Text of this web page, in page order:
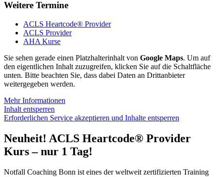
Weitere Termine
ACLS Heartcode® Provider
ACLS Provider
AHA Kurse
Sie sehen gerade einen Platzhalterinhalt von Google Maps. Um auf
den eigentlichen Inhalt zuzugreifen, klicken Sie auf die Schaltfläche
unten. Bitte beachten Sie, dass dabei Daten an Drittanbieter
weitergegeben werden.
Mehr Informationen
Inhalt entsperren
Erforderlichen Service akzeptieren und Inhalte entsperren
Neuheit! ACLS Heartcode® Provider
Kurs – nur 1 Tag!
Notfall Coaching Bonn ist eines der weltweit zertifizierten Training